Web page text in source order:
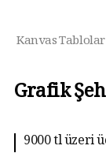
Kanvas Tablolar
Grafik
9000 tl üzeri